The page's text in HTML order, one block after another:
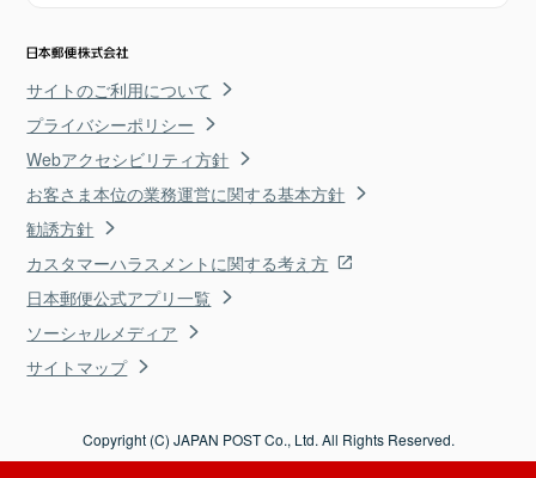
サイトのご利用について
プライバシーポリシー
Webアクセシビリティ方針
お客さま本位の業務運営に関する基本方針
勧誘方針
カスタマーハラスメントに関する考え方
日本郵便公式アプリ一覧
ソーシャルメディア
サイトマップ
Copyright (C) JAPAN POST Co., Ltd. All Rights Reserved.